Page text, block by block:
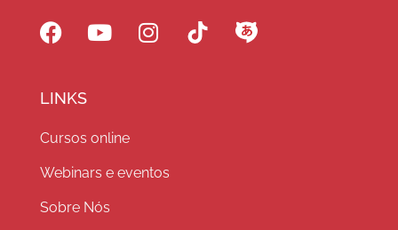
LINKS
Cursos online
Webinars e eventos
Sobre Nós